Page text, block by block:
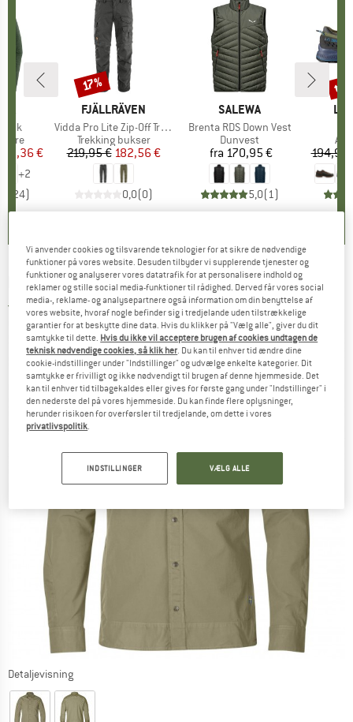
pris
€
+2
24)
MÆRKE
FJÄLLRÄVEN
Artikel
Vidda Pro Lite Zip-Off Trousers
Produktgruppe
Trekking bukser
Pris
219,95 € Nedsat pris
182,56 €
0,0(0)
Rabat
17%
MÆRKE
SALEWA
Artikel
Brenta RDS Down Vest
Produktgruppe
Dunvest
Pris
fra 170,95 €
5,0(1)
LA
194,95
til
FJÄLLRÄVEN - Keb Trek Shirt LS - Skjorte
5,0(1)
Detaljevisning
Vi anvender cookies og tilsvarende teknologier for at sikre de nødvendige
funktioner på vores website. Desuden tilbyder vi supplerende tjenester og
funktioner og analyserer vores datatrafik for at personalisere indhold og
reklamer og stille social media-funktioner til rådighed. Derved får vores social
media-, reklame- og analysepartnere også information om din benyttelse af
vores website, hvoraf nogle befinder sig i tredjelande uden tilstrækkelige
garantier for at beskytte dine data. Hvis du klikker på "Vælg alle", giver du dit
samtykke til dette. Hvis du ikke vil acceptere brugen af cookies undtagen de
teknisk nødvendige cookies, så klik her. Du kan til enhver tid ændre dine
cookie-indstillinger under "Indstillinger" og udvælge enkelte kategorier. Dit
samtykke er frivilligt og ikke nødvendigt til brugen af denne hjemmeside. Det
kan til enhver tid tilbagekaldes eller gives for første gang under "Indstillinger" i
den nederste del på vores hjemmeside. Du kan finde flere oplysninger,
herunder risikoen for overførsler til tredjelande, om dette i vores
privatlivspolitik.
INDSTILLINGER VÆLG ALLE